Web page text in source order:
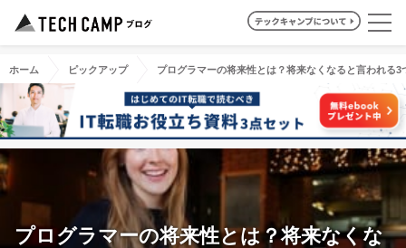
ホーム ピックアップ プログラマーの将来性とは？将来なくなると言われる3
プログラマーの将来性とは？将来なくな